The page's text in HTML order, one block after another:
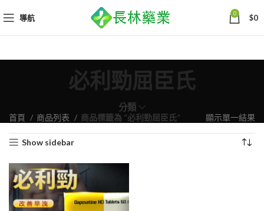
導航 0 $0
必利勁屈臣氏
分類
首頁 商品列表 商品標籤為 “必利勁屈臣氏” 顯示單一結果
Show sidebar